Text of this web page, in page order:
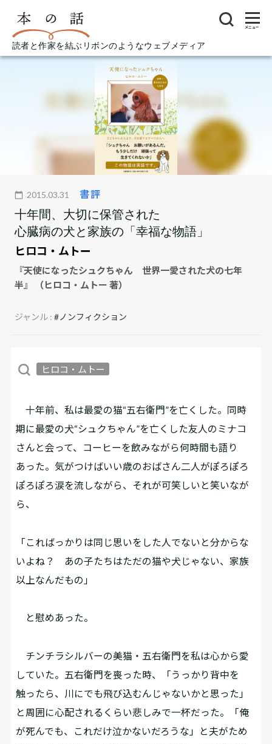
読者と作家を結ぶリボンのようなウェブメディア
メニュー
2015.03.31 書評
十年間、大切に保管された
心臓病の犬と家族の「幸福な物語」
ヒロコ・ムトー
『天使になったシュクちゃん 世界一愛された犬の七年
半』 （ヒロコ・ムトー 著）
ジャンル :#ノンフィクション
ヒロコ・ムトー
十年前、私は最愛の猫“五右衛門”を亡くした。同時
期に最愛の犬“シュクちゃん”を亡くした友人のミナコ
さんと会って、コーヒーを飲みながら何時間も語り
あった。気がつけばいい歳のおばさん二人がぽろぽろ
ぽろぽろ涙を流しながら、それが可笑しいと笑いなが
ら、
「こればっかりは同じ思いをした人でないと分からな
いよね？ あの子たちはただの猫や犬じゃない、家族
以上なんだもの」
と慰めあった。
チンチラシルバーの美猫・五右衛門を私は心から愛
していた。五右衛門を喪った時、「うっかり背中を
触ったら、川にでも飛び込むんじゃないかと思った」
と周囲に心配されるくらい悲しみで一杯だった。「俺
が死んでも、これだけ泣かないだろうな」と夫がため